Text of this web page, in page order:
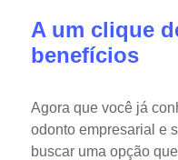
A um clique
benefícios
Agora que você já
odonto empresarial e
buscar uma opção